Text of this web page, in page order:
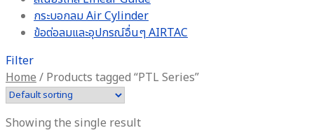
กระบอกลม Air Cylinder
ข้อต่อลมและอุปกรณ์อื่นๆ AIRTAC
Filter
Home/ Products tagged “PTL Series”
Showing the single result